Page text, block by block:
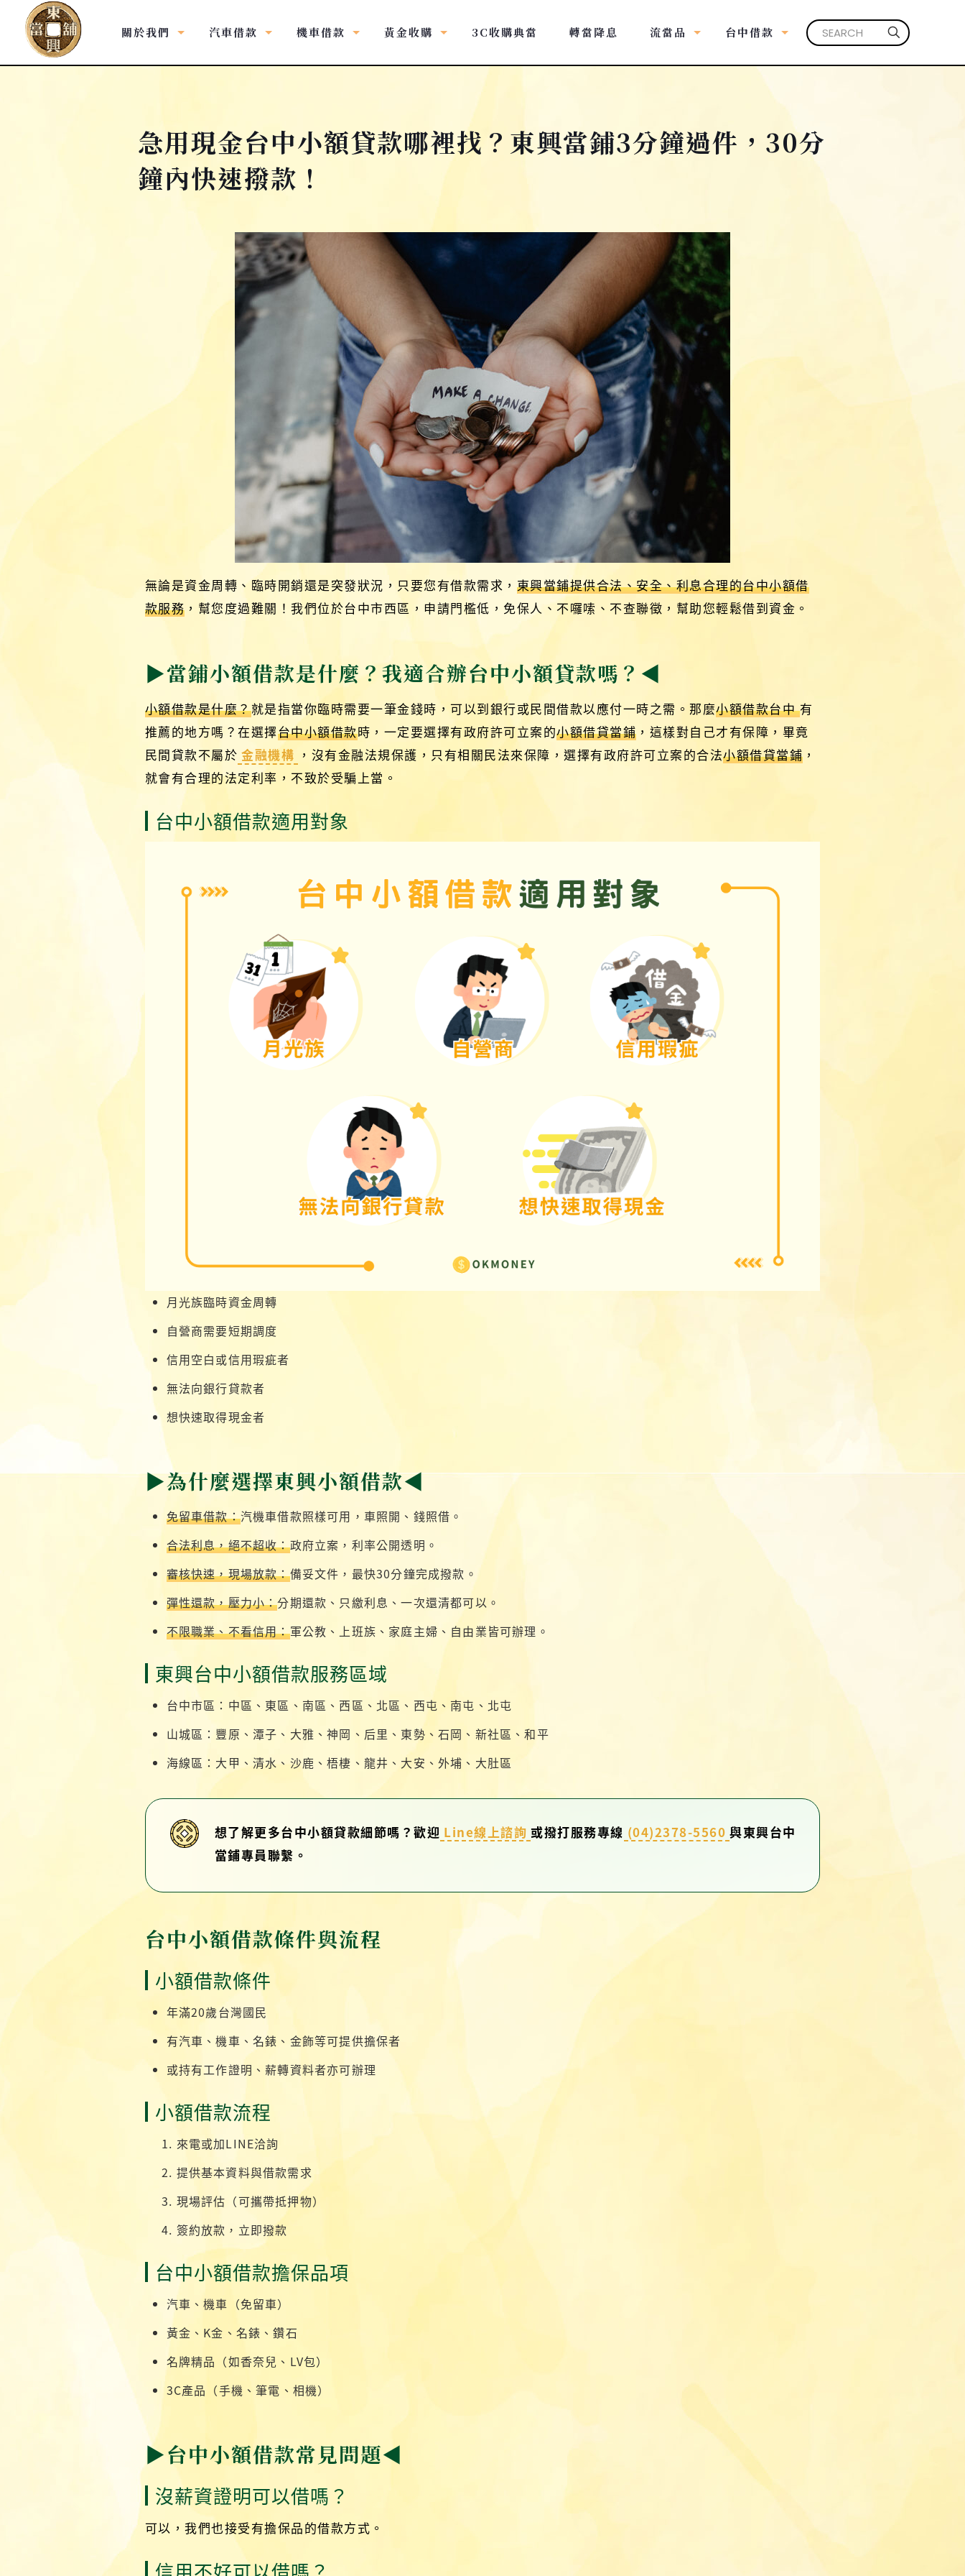
關於我們 汽車借款 機車借款 黃金收購 3C收購典當 轉當降息 流當品 台中借款
急用現金台中小額貸款哪裡找？東興當鋪3分鐘過件，30分
鐘內快速撥款！
無論是資金周轉、臨時開銷還是突發狀況，只要您有借款需求， 東興當鋪提供合法、安全、利息合理的台中小額借
款服務 ，幫您度過難關！我們位於台中市西區，申請門檻低，免保人、不囉嗦、不查聯徵，幫助您輕鬆借到資金。
▶當鋪小額借款是什麼？我適合辦台中小額貸款嗎？◀
小額借款是什麼？就是指當你臨時需要一筆金錢時，可以到銀行或民間借款以應付一時之需。那麼小額借款台中有
推薦的地方嗎？在選擇台中小額借款時，一定要選擇有政府許可立案的小額借貸當鋪 ，這樣對自己才有保障，畢竟
民間貸款不屬於 金融機構 ，沒有金融法規保護，只有相關民法來保障，選擇有政府許可立案的合法小額借貸當鋪 ，
就會有合理的法定利率，不致於受騙上當。
台中小額借款適用對象
月光族臨時資金周轉
自營商需要短期調度
信用空白或信用瑕疵者
無法向銀行貸款者
想快速取得現金者
▶為什麼選擇東興小額借款◀
免留車借款：汽機車借款照樣可用，車照開、錢照借。
合法利息，絕不超收：政府立案，利率公開透明。
審核快速，現場放款：備妥文件，最快30分鐘完成撥款。
彈性還款，壓力小：分期還款、只繳利息、一次還清都可以。
不限職業、不看信用：軍公教、上班族、家庭主婦、自由業皆可辦理。
東興台中小額借款服務區域
台中市區：中區、東區、南區、西區、北區、西屯、南屯、北屯
山城區：豐原、潭子、大雅、神岡、后里、東勢、石岡、新社區、和平
海線區：大甲、清水、沙鹿、梧棲、龍井、大安、外埔、大肚區
想了解更多台中小額貸款細節嗎？歡迎 Line線上諮詢 或撥打服務專線 (04)2378-5560 與東興台中
當鋪專員聯繫。
台中小額借款條件與流程
小額借款條件
年滿20歲台灣國民
有汽車、機車、名錶、金飾等可提供擔保者
或持有工作證明、薪轉資料者亦可辦理
小額借款流程
來電或加LINE洽詢
提供基本資料與借款需求
現場評估（可攜帶抵押物）
簽約放款，立即撥款
台中小額借款擔保品項
汽車、機車（免留車）
黃金、K金、名錶、鑽石
名牌精品（如香奈兒、LV包）
3C產品（手機、筆電、相機）
▶台中小額借款常見問題◀
沒薪資證明可以借嗎？
可以，我們也接受有擔保品的借款方式。
信用不好可以借嗎？